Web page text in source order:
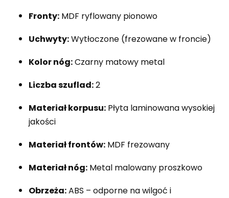
Fronty: MDF ryflowany pionowo
Uchwyty:Wytłoczone (frezowane w froncie)
Kolor nóg:Czarny matowy metal
Liczba szuflad:2
Materiał korpusu: Płyta laminowana wysokiej
jakości
Materiał frontów: MDF frezowany
Materiał nóg: Metal malowany proszkowo
Obrzeża:ABS – odporne na wilgoć i